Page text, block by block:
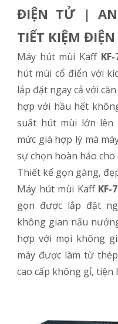
ĐIỆN TỬ | AN
TIẾT KIỆM
Máy hút mùi Kaff
hút mùi cổ điển với
lắp đặt ngay cả với
hợp với hầu hết
suất hút mùi lớn lên
mức giá hợp lý mà
sự chọn hoàn hảo cho
Thiết kế gọn gàng,
Máy hút mùi Kaff KF-
gọn được lắp đặt
không gian nấu
hợp với mọi không
máy được làm từ
cao cấp không gỉ, tiện